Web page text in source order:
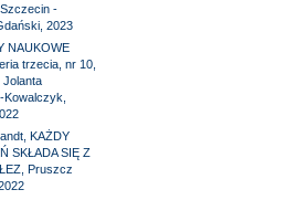
-
2023
NAUKOWE
trzecia, nr 10,
KAŻDY
SKŁADA SIĘ Z
Pruszcz